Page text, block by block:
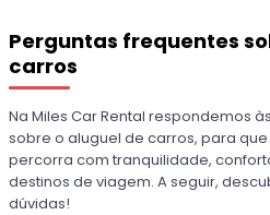
Perguntas frequentes
carros
Na Miles Car Rental respondemos
sobre o aluguel de carros, para
percorra com tranquilidade,
destinos de viagem. A seguir,
dúvidas!